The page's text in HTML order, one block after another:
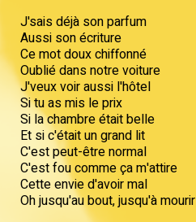
J'sais déjà son parfum
Aussi son écriture
Ce mot doux chiffonné
Oublié dans notre voiture
J'veux voir aussi l'hôtel
Si tu as mis le prix
Si la chambre était belle
Et si c'était un grand lit
C'est peut-être normal
C'est fou comme ça m'attire
Cette envie d'avoir mal
Oh jusqu'au bout, jusqu'à mourir